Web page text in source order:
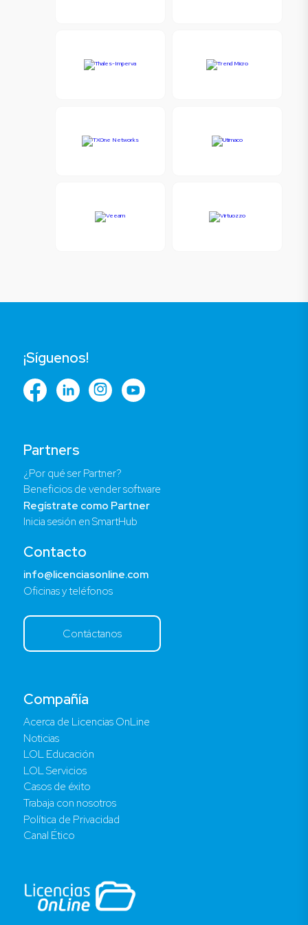
Compañía
Acerca de Licencias OnLine
Noticias
LOL Educación
LOL Servicios
Casos de éxito
Trabaja con nosotros
Política de Privacidad
Canal Ético
Partners
¿Por qué ser Partner?
Beneficios de vender software
Regístrate como Partner
Inicia sesión en SmartHub
Contacto
info@licenciasonline.com
Oficinas y teléfonos
Contáctanos
¡Síguenos!